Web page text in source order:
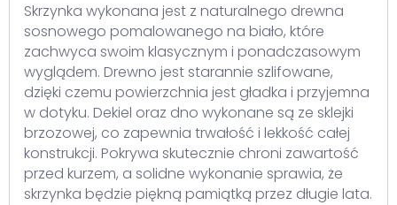
Skrzynka wykonana jest z naturalnego drewna
sosnowego pomalowanego na biało, które
zachwyca swoim klasycznym i ponadczasowym
wyglądem. Drewno jest starannie szlifowane,
dzięki czemu powierzchnia jest gładka i przyjemna
w dotyku. Dekiel oraz dno wykonane są ze sklejki
brzozowej, co zapewnia trwałość i lekkość całej
konstrukcji. Pokrywa skutecznie chroni zawartość
przed kurzem, a solidne wykonanie sprawia, że
skrzynka będzie piękną pamiątką przez długie lata.